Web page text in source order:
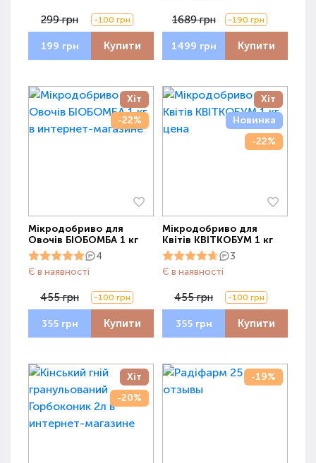
299 грн -100 грн
199 грн Купити
1689 грн -190 грн
1499 грн Купити
Хіт
-22%
Мікродобриво для
Овочів БІОБОМБА 1 кг
4
Є в наявності
455 грн -100 грн
355 грн Купити
Хіт
Новинка
-22%
Мікродобриво для
Квітів КВІТКОБУМ 1 кг
3
Є в наявності
455 грн -100 грн
355 грн Купити
Хіт
-20%
-19%